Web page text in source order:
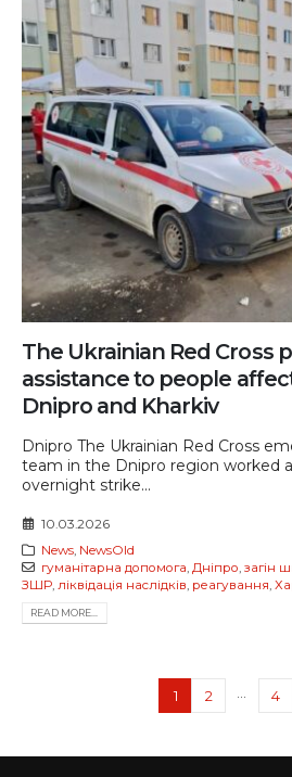
The Ukrainian Red Cross
assistance to people
Dnipro and Kharkiv
Dnipro The Ukrainian Red Cross
team in the Dnipro region worked
overnight strike...
10.03.2026
News, NewsOld
гуманітарна допомога Дніпро загін
ЗШР ліквідація наслідків реагування
READ MORE...
1 2 4